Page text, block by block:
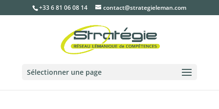
+33 6 81 06 08 14 contact@strategieleman.com
Sélectionner une page